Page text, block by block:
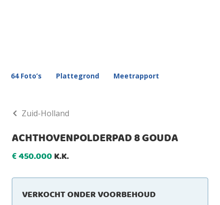
64 Foto’s Plattegrond Meetrapport
Zuid-Holland
ACHTHOVENPOLDERPAD 8 GOUDA
€450.000K.K.
VERKOCHT ONDER VOORBEHOUD